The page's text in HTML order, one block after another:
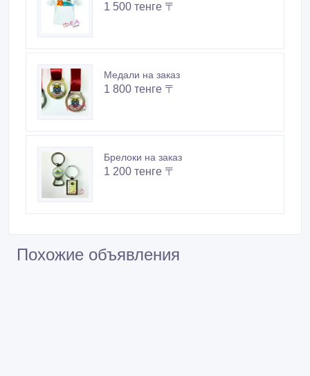
1 500 тенге 〒
Медали на заказ
1 800 тенге 〒
Брелоки на заказ
1 200 тенге 〒
Похожие объявления